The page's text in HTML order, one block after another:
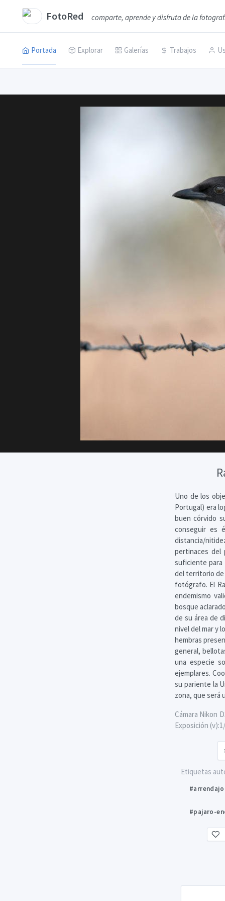
FotoRed comparte, aprende y disfruta de la
Portada Explorar Galerías Trabajos
Uno de los
Portugal) era
buen córvido
conseguir es
distancia/
pertinaces del
suficiente
del territorio de
fotógrafo. El
endemismo
bosque
de su área de
nivel del mar y
hembras
general,
una especie
ejemplares.
su pariente la
zona, que será
Cámara Nikon
Exposición
Etiquetas
#arrendajo
#pajaro-